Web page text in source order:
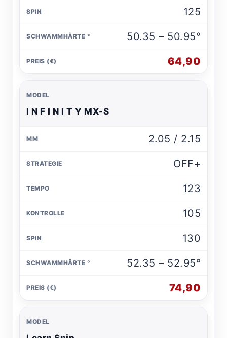
125
50.35 – 50.95°
64,90
I N F I N I T Y MX-S
2.05 / 2.15
OFF+
123
105
130
52.35 – 52.95°
74,90